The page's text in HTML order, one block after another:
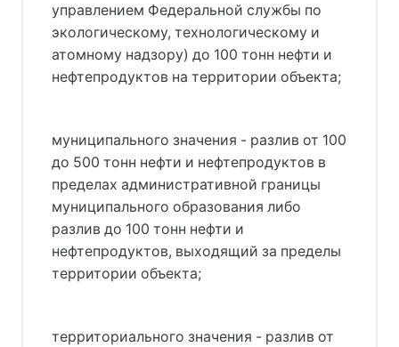
управлением Федеральной службы по
экологическому, технологическому и
атомному надзору) до 100 тонн нефти и
нефтепродуктов на территории объекта;
муниципального значения - разлив от 100
до 500 тонн нефти и нефтепродуктов в
пределах административной границы
муниципального образования либо
разлив до 100 тонн нефти и
нефтепродуктов, выходящий за пределы
территории объекта;
территориального значения - разлив от